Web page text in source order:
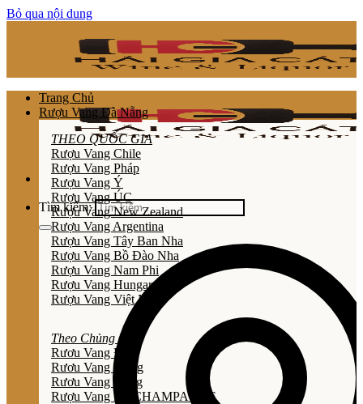
Bỏ qua nội dung
Tìm kiếm:
Trang Chủ
Rượu Vang Đà Nẵng
THEO QUỐC GIA
Rượu Vang Chile
Rượu Vang Pháp
Rượu Vang Ý
Rượu Vang ÚC
Rượu Vang New Zealand
Rượu Vang Argentina
Rượu Vang Tây Ban Nha
Rượu Vang Bồ Đào Nha
Rượu Vang Nam Phi
Rượu Vang Hungary
Rượu Vang Việt Nam
Theo Chủng Loại
Rươu Vang Đỏ
Rươu Vang Trắng
Rươu Vang Hồng
Rượu Vang Nổ/CHAMPAGNE